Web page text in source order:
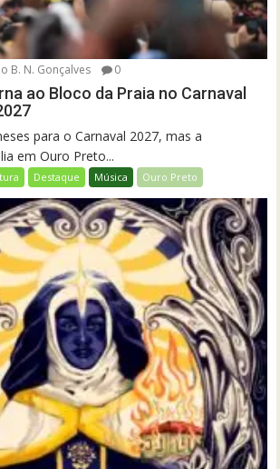
B. N. Gonçalves 0
ao Bloco da Praia no Carnaval
para o Carnaval 2027, mas a
em Ouro Preto...
Destaque Música Ouro Preto